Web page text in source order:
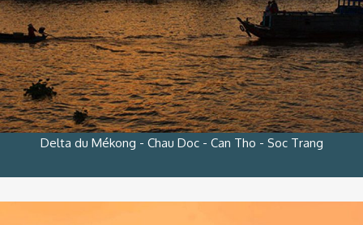
Delta du Mékong - Chau Doc - Can Tho - Soc Trang